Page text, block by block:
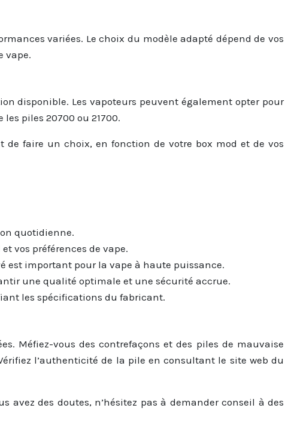
variées. Le choix du modèle adapté dépend de vos
vape.
disponible. Les vapoteurs peuvent également opter pour
piles 20700 ou 21700.
faire un choix, en fonction de votre box mod et de vos
quotidienne.
vos préférences de vape.
est important pour la vape à haute puissance.
une qualité optimale et une sécurité accrue.
les spécifications du fabricant.
Méfiez-vous des contrefaçons et des piles de mauvaise
l’authenticité de la pile en consultant le site web du
avez des doutes, n’hésitez pas à demander conseil à des